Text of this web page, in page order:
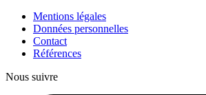
Mentions légales
Données personnelles
Contact
Références
Nous suivre